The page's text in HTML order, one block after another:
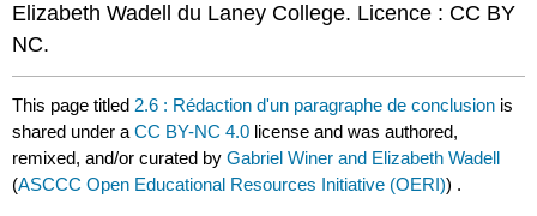
Elizabeth Wadell du Laney College. Licence : CC BY
NC.
This page titled 2.6 : Rédaction d'un paragraphe de conclusion is
shared under aCC BY-NC 4.0 license and was authored,
remixed, and/or curated byGabriel Winer and Elizabeth Wadell
(ASCCC Open Educational Resources Initiative (OERI)) .